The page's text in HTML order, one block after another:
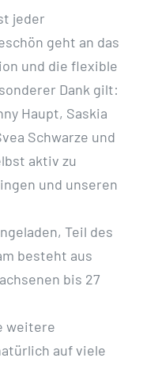
jeder
geht an das
und die flexible
Dank gilt:
Haupt, Saskia
Schwarze und
aktiv zu
und unseren
Teil des
besteht aus
bis 27
weitere
auf viele